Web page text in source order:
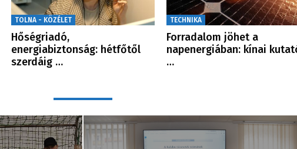
TOLNA - KÖZÉLET
Hőségriadó,
energiabiztonság: hétfőtől
szerdáig …
TECHNIKA
Forradalom jöhet a
napenergiában: kínai
…